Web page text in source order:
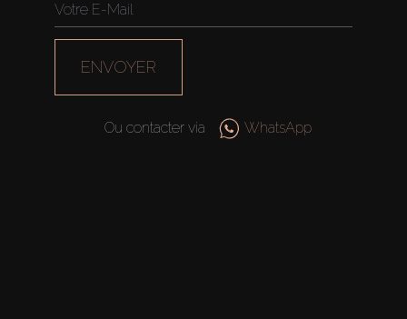
ENVOYER
Ou contacter via WhatsApp